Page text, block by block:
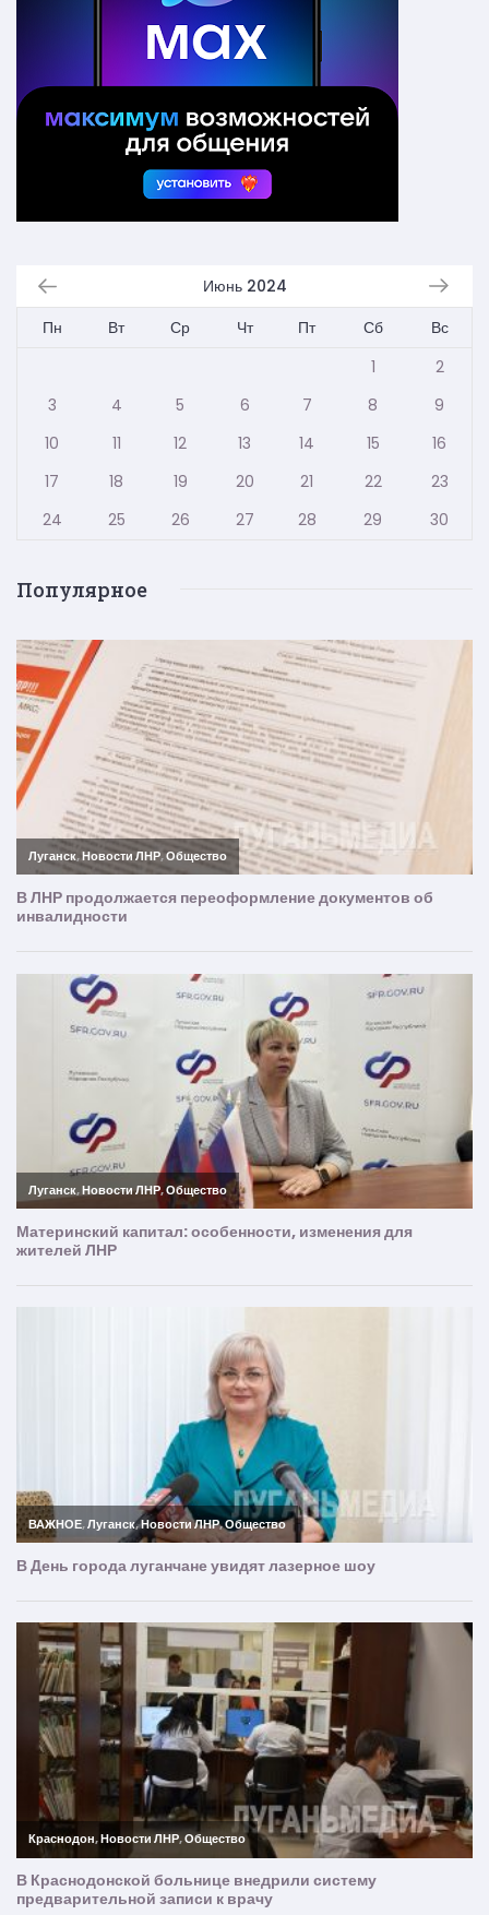
Июнь 2024
Пн
Вт Ср Чт Пт Сб
Вс
1
2
3
4 5 6 7 8
9
10
11 12 13 14 15
16
17
18 19 20 21 22
23
24
25 26 27 28 29 30
Популярное